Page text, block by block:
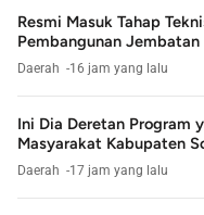
Resmi Masuk Tahap
Pembangunan Jembatan
Daerah 16 jam yang lalu
Ini Dia Deretan Program
Masyarakat Kabupaten
Daerah 17 jam yang lalu